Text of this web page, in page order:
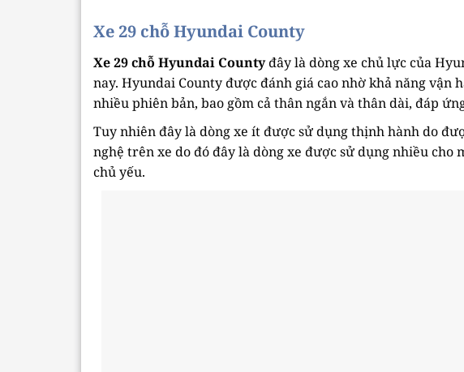
Xe 29 chỗ Hyundai County
Xe 29 chỗ Hyundai Countyđây là dòng xe chủ lực của
nay. Hyundai County được đánh giá cao nhờ khả năng vận
nhiều phiên bản, bao gồm cả thân ngắn và thân dài, đáp
Tuy nhiên đây là dòng xe ít được sử dụng thịnh hành do
nghệ trên xe do đó đây là dòng xe được sử dụng nhiều
chủ yếu.